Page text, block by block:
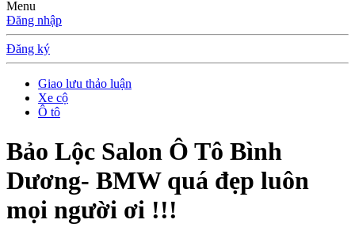
Menu
Đăng nhập
Đăng ký
Giao lưu thảo luận
Xe cộ
Ô tô
Bảo Lộc Salon Ô Tô Bình
Dương- BMW quá đẹp luôn
mọi người ơi !!!